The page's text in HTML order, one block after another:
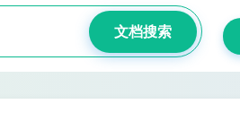
文档搜索